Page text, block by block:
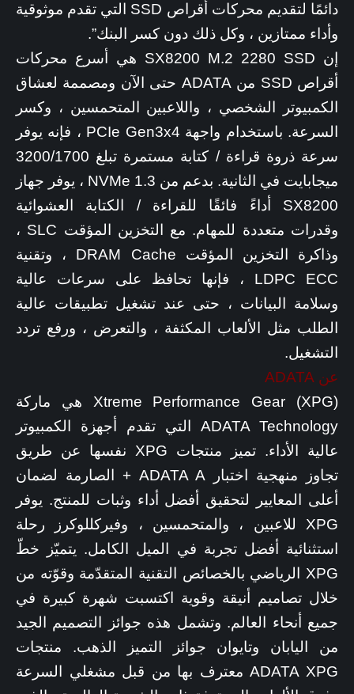
دائمًا لتقديم محركات أقراص SSD التي تقدم موثوقية
وأداء ممتازين ، وكل ذلك دون كسر البنك”.
إن SX8200 M.2 2280 SSD هي أسرع محركات
أقراص SSD من ADATA حتى الآن ومصممة لعشاق
الكمبيوتر الشخصي ، واللاعبين المتحمسين ، وكسر
السرعة. باستخدام واجهة PCIe Gen3x4 ، فإنه يوفر
سرعة ذروة قراءة / كتابة مستمرة تبلغ 3200/1700
ميجابايت في الثانية. بدعم من NVMe 1.3 ، يوفر جهاز
SX8200 أداءً فائقًا للقراءة / الكتابة العشوائية
وقدرات متعددة للمهام. مع التخزين المؤقت SLC ،
وذاكرة التخزين المؤقت DRAM Cache ، وتقنية
LDPC ECC ، فإنها تحافظ على سرعات عالية
وسلامة البيانات ، حتى عند تشغيل تطبيقات عالية
الطلب مثل الألعاب المكثفة ، والتعرض ، ورفع تردد
التشغيل.
عن ADATA
(Xtreme Performance Gear (XPG هي ماركة
ADATA Technology التي تقدم أجهزة الكمبيوتر
عالية الأداء. تميز منتجات XPG نفسها عن طريق
تجاوز منهجية اختبار ADATA A + الصارمة لضمان
أعلى المعايير لتحقيق أفضل أداء وثبات للمنتج. يوفر
XPG للاعبين ، والمتحمسين ، وفيركللوكرز رحلة
استثنائية أفضل تجربة في الميل الكامل. يتميّز خطّ
XPG الرياضي بالخصائص التقنية المتقدّمة وقوّته من
خلال تصاميم أنيقة وقوية اكتسبت شهرة كبيرة في
جميع أنحاء العالم. وتشمل هذه جوائز التصميم الجيد
من اليابان وتايوان جوائز التميز الذهب. منتجات
ADATA XPG معترف بها من قبل مشغلي السرعة